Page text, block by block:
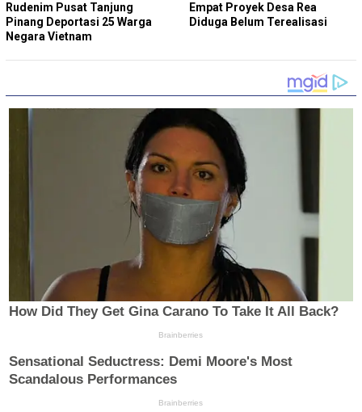
Rudenim Pusat Tanjung
Pinang Deportasi 25 Warga
Negara Vietnam
Empat Proyek Desa Rea
Diduga Belum Terealisasi